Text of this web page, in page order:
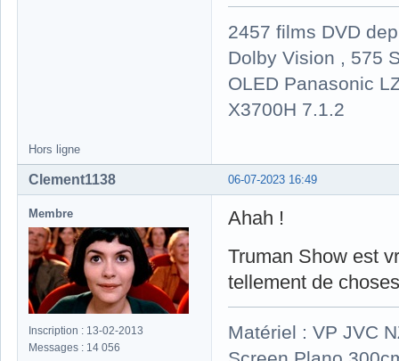
2457 films DVD
Dolby Vision , 575
OLED Panasonic
X3700H 7.1.2
Hors ligne
06-07-2023 16:49
Clement1138
Membre
Inscription : 13-02-2013
Messages : 14 056
Ahah !
Truman Show est
tellement de
Matériel : VP JVC